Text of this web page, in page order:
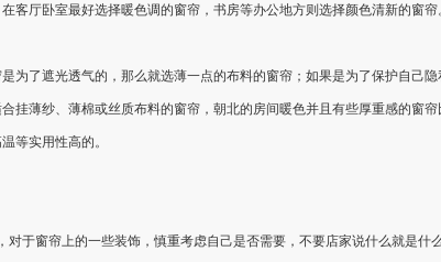
厅卧室最好选择暖色调的窗帘，书房等办公地方则选择颜色清新的窗帘
了遮光透气的，那么就选薄一点的布料的窗帘；如果是为了保护自己隐
薄纱、薄棉或丝质布料的窗帘，朝北的房间暖色并且有些厚重感的窗帘
等实用性高的。
于窗帘上的一些装饰，慎重考虑自己是否需要，不要店家说什么就是什么